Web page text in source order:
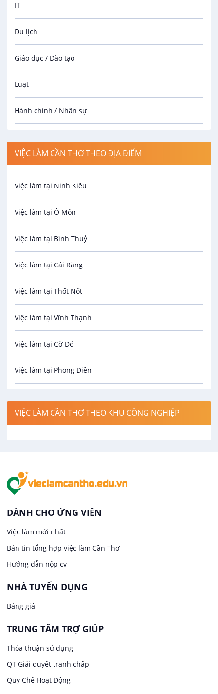
IT
Du lịch
Giáo dục / Đào tạo
Luật
Hành chính / Nhân sự
Spa
Bảo Vệ
An toàn lao động
Bảo hiểm
Biên phiên dịch
Bưu chính viễn thông
Cơ khí
Công nghệ sinh học
Công nghệ thực phẩm
Điện / Điện tử / Điện lạnh
Hàng hải / Hàng không
In ấn / Xuất bản
Kế toán
Lái xe
Lao Động Phổ Thông
Lễ tân
May mặc
Ngân hàng
VIỆC LÀM CẦN THƠ THEO ĐỊA ĐIỂM
Việc làm tại Ninh Kiều
Việc làm tại Ô Môn
Việc làm tại Bình Thuỷ
Việc làm tại Cái Răng
Việc làm tại Thốt Nốt
Việc làm tại Vĩnh Thạnh
Việc làm tại Cờ Đỏ
Việc làm tại Phong Điền
Việc làm tại Cái Khế
Việc làm tại An Bình
Việc làm tại Long Tuyền
Việc làm tại Hưng Phú
Việc làm tại Phước Thới
Việc làm tại Thới Long
Việc làm tại Trung Nhất
Việc làm tại Thuận Hưng
Việc làm tại Vị Thanh
VIỆC LÀM CẦN THƠ THEO KHU CÔNG NGHIỆP
DÀNH CHO ỨNG VIÊN
Việc làm mới nhất
Bản tin tổng hợp việc làm Cần Thơ
Hướng dẫn nộp cv
NHÀ TUYỂN DỤNG
Bảng giá
TRUNG TÂM TRỢ GIÚP
Thỏa thuận sử dụng
QT Giải quyết tranh chấp
Quy Chế Hoạt Động